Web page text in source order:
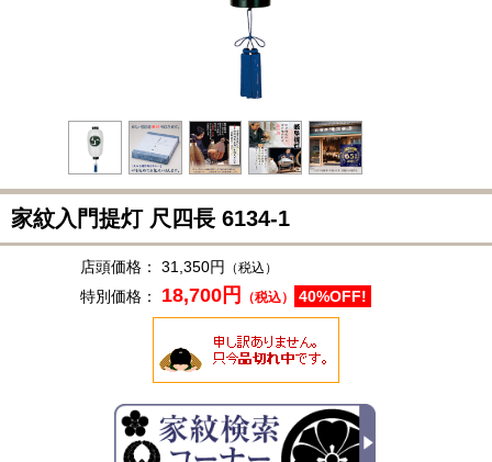
家紋入門提灯 尺四長 6134-1
店頭価格： 31,350円 （税込）
特別価格： 18,700円 （税込） 40%OFF!